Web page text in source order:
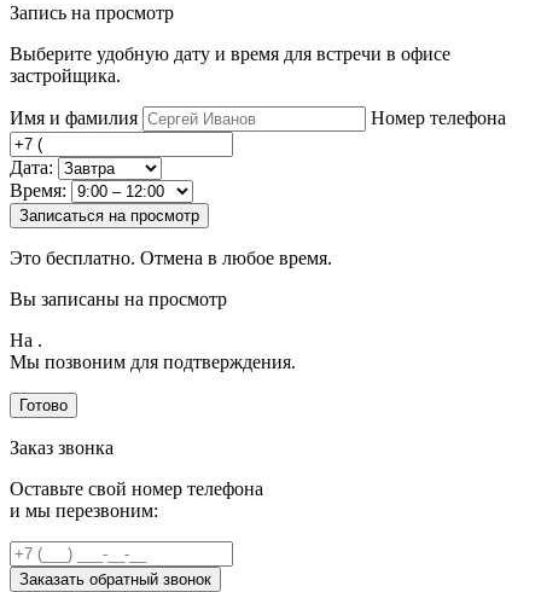
Запись на просмотр
Выберите удобную дату и время для встречи в офисе
застройщика.
Имя и фамилия Номер телефона
Дата:
Время:
Записаться на просмотр
Это бесплатно. Отмена в любое время.
Вы записаны на просмотр
На .
Мы позвоним для подтверждения.
Готово
Заказ звонка
Оставьте свой номер телефона
и мы перезвоним:
Заказать обратный звонок